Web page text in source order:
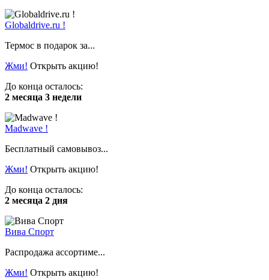
Globaldrive.ru !
Термос в подарок за...
Жми! Открыть акцию!
До конца осталось:
2 месяца 3 недели
Madwave !
Бесплатный самовывоз...
Жми! Открыть акцию!
До конца осталось:
2 месяца 2 дня
Вива Спорт
Распродажа ассортиме...
Жми! Открыть акцию!